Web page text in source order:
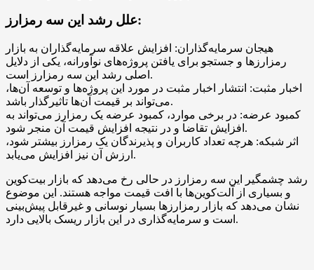
علل رشد این سه رمزارز:
هیجان سرمایه‌گذاران: افزایش علاقه سرمایه‌گذاران به بازار
رمزارزها و جستجو برای یافتن پروژه‌های نوآورانه، یکی از دلایل
اصلی رشد این سه رمزارز است.
اخبار مثبت: انتشار اخبار مثبت در مورد این پروژه‌ها و توسعه آن‌ها،
می‌تواند بر قیمت آن‌ها تاثیرگذار باشد.
کمبود عرضه: در برخی موارد، کمبود عرضه یک رمزارز می‌تواند به
افزایش تقاضا و در نتیجه افزایش قیمت آن منجر شود.
اثر شبکه: هرچه تعداد کاربران و پذیرندگان یک رمزارز بیشتر شود،
ارزش آن نیز افزایش می‌یابد.
رشد چشمگیر این سه رمزارز در حالی رخ می‌دهد که بازار بیت‌کوین
و بسیاری از آلت‌کوین‌ها با افت قیمت مواجه هستند. این موضوع
نشان می‌دهد که بازار رمزارزها بسیار نوسانی و غیرقابل پیش‌بینی
است و سرمایه‌گذاری در این بازار ریسک بالایی دارد.